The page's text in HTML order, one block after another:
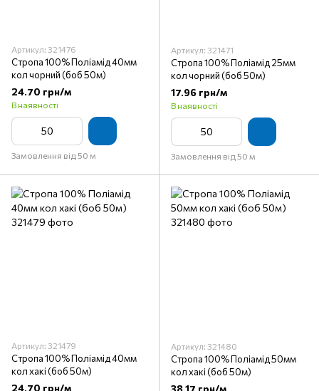
Артикул: 321476
Стропа 100% Поліамід 40мм
кол чорний (боб 50м)
24.70 грн/м
В наявності
Замовлення від 50 м
Артикул: 321471
Стропа 100% Поліамід 25мм
кол чорний (боб 50м)
17.96 грн/м
В наявності
Замовлення від 50 м
Артикул: 321479
Стропа 100% Поліамід 40мм
кол хакі (боб 50м)
24.70 грн/м
Артикул: 321480
Стропа 100% Поліамід 50мм
кол хакі (боб 50м)
38.17 грн/м